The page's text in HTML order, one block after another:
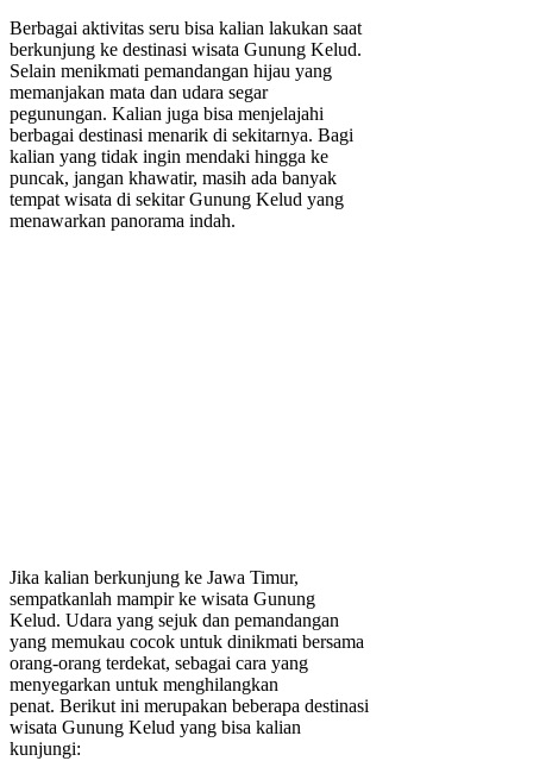
Berbagai aktivitas seru bisa kalian lakukan saat
berkunjung ke destinasi wisata Gunung Kelud.
Selain menikmati pemandangan hijau yang
memanjakan mata dan udara segar
pegunungan. Kalian juga bisa menjelajahi
berbagai destinasi menarik di sekitarnya. Bagi
kalian yang tidak ingin mendaki hingga ke
puncak, jangan khawatir, masih ada banyak
tempat wisata di sekitar Gunung Kelud yang
menawarkan panorama indah.
Jika kalian berkunjung ke Jawa Timur,
sempatkanlah mampir ke wisata Gunung
Kelud. Udara yang sejuk dan pemandangan
yang memukau cocok untuk dinikmati bersama
orang-orang terdekat, sebagai cara yang
menyegarkan untuk menghilangkan
penat. Berikut ini merupakan beberapa destinasi
wisata Gunung Kelud yang bisa kalian
kunjungi: